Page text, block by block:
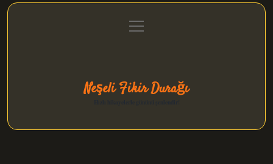
Gizlilik Politikası
menüyü
aç
Neşeli Fikir Durağı